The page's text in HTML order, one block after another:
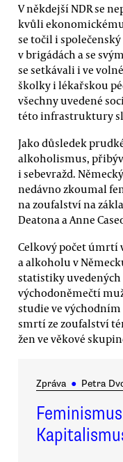
V někdejší NDR se
kvůli
se točil i
v brigádách a se
se setkávali i ve
školky i lékařskou
všechny uvedené
této infrastruktury
Jako důsledek
alkoholismus,
i sebevražd.
nedávno zkoumal
na zoufalství na
Deatona a Anne
Celkový počet úmrtí
a alkoholu v
statistiky uvedených
východoněmečtí
studie ve
smrtí ze zoufalství
žen ve věkové
Zpráva ● Petra